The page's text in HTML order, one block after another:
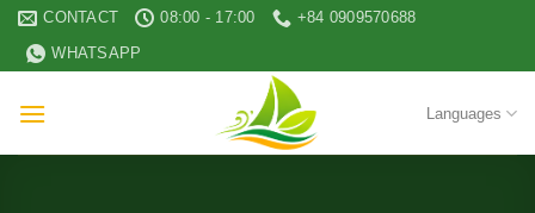
Skip
content
CONTACT 08:00 - 17:00
+84 0909570688
WHATSAPP
Languages